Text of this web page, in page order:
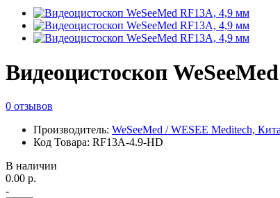
Видеоцистоскоп
0 отзывов
Производитель: WeSeeMed / WESEE Meditech,
Код Товара: RF13A-4.9-HD
В наличии
0.00 р.
-